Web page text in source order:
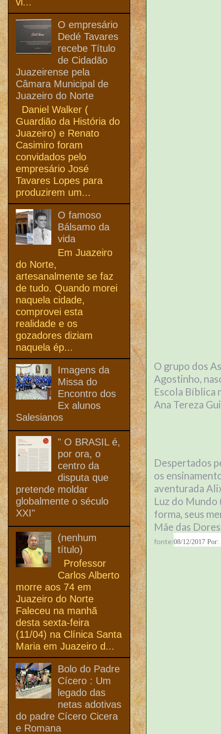
O grupo dos
Agostinho,
Escola Bíblica
Ana Tereza
Despertados
os
aventurada
Luz do Mundo
forma, seus
Mãe das
fonte:08/12/2017
O empresário
Dedé Tavares
recebe Título
de Cidadão
Juazeirense pela
Câmara Municipal de
Juazeiro do Norte
Daniel Walker (
Guardião da História do
Juazeiro) e Renato
Casimiro foram
convidados pelo
empresário José
Tavares Lopes para
produzirem um...
O famoso
Bálsamo da
vida
Em Juazeiro
do Norte,
artesanalmente se faz
de tudo. Quando morei
naquela cidade,
comprovei esta
realidade e os
gozadores diziam
naquela ép...
Imagens da
Missa do
Encontro dos
Ex alunos
Salesianos
" O BRASIL é,
por ora, o
centro da
disputa que
pretende moldar
globalmente o século
XXI"
(nenhum
título)
Professor
Carlos Alberto
morre aos 74 em
Juazeiro do Norte
Faleceu na manhã
desta sexta-feira
(11/04) na Clínica Santa
Maria em Juazeiro d...
Bolo do Padre
Cícero : Um
legado das
netas adotivas
do padre Cícero Cicera
e Romana